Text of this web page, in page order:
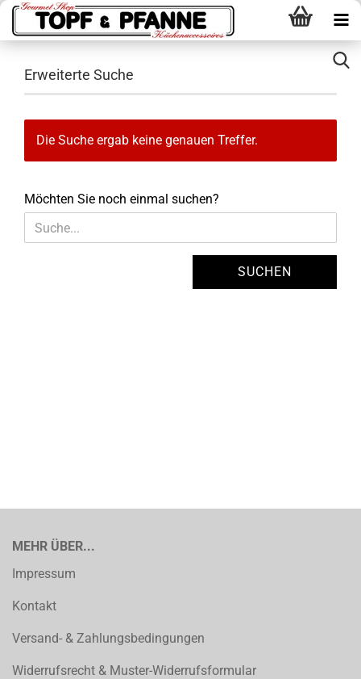
Erweiterte Suche
Die Suche ergab keine genauen Treffer.
MÖCHTEN
SIE
NOCH
Möchten Sie noch einmal suchen?
SUCHEN
MEHR ÜBER...
Impressum
Kontakt
Versand- & Zahlungsbedingungen
Widerrufsrecht & Muster-Widerrufsformular